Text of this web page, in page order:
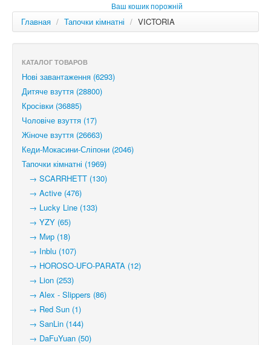
РОС
Ваш кошик порожній
Главная / Тапочки кімнатні / VICTORIA
КАТАЛОГ ТОВАРОВ
Нові завантаження (6293)
Дитяче взуття (28800)
Кросівки (36885)
Чоловіче взуття (17)
Жіноче взуття (26663)
Кеди-Мокасини-Сліпони (2046)
Тапочки кімнатні (1969)
→ SCARRHETT (130)
→ Active (476)
→ Lucky Line (133)
→ YZY (65)
→ Мир (18)
→ Inblu (107)
→ HOROSO-UFO-PARATA (12)
→ Lion (253)
→ Alex - Slippers (86)
→ Red Sun (1)
→ SanLin (144)
→ DaFuYuan (50)